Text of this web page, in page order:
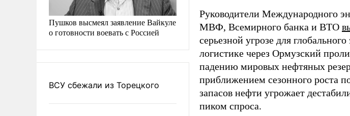
Пушков высмеял заявление Вайкуле
о готовности воевать с Россией
ВСУ сбежали из Торецкого
Руководители Международного
МВФ, Всемирного банка и ВТО
серьезной угрозе для
логистике через Ормузский
падению мировых нефтяных
приближением сезонного роста
запасов нефти угрожает
пиком спроса.